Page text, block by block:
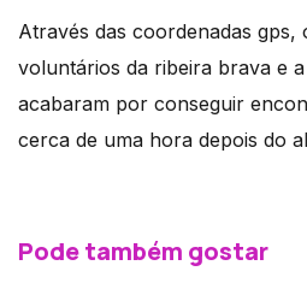
Através das coordenadas gps,
voluntários da ribeira brava e
acabaram por conseguir
cerca de uma hora depois do
Pode também gostar